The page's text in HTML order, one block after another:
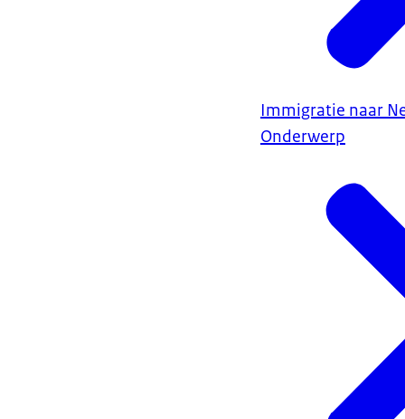
Immigratie naar
Onderwerp